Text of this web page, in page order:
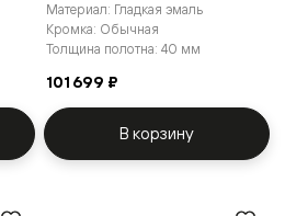
Материал: Гладкая эмаль
Кромка: Обычная
Толщина полотна: 40 мм
101 699 ₽
В корзину